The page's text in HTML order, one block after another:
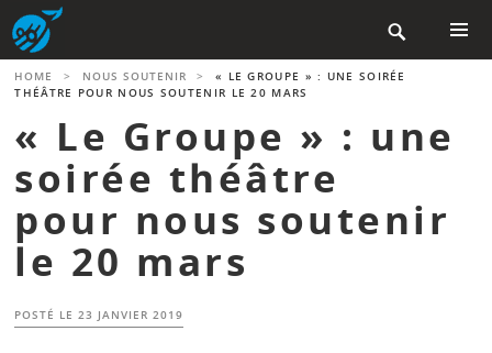
Aller
au
contenu
principal

MENU
HOME > NOUS SOUTENIR >
« LE GROUPE » : UNE SOIRÉE
THÉÂTRE POUR NOUS SOUTENIR LE 20 MARS
« Le Groupe » : une
soirée théâtre
pour nous soutenir
le 20 mars
POSTÉ LE23 JANVIER 2019